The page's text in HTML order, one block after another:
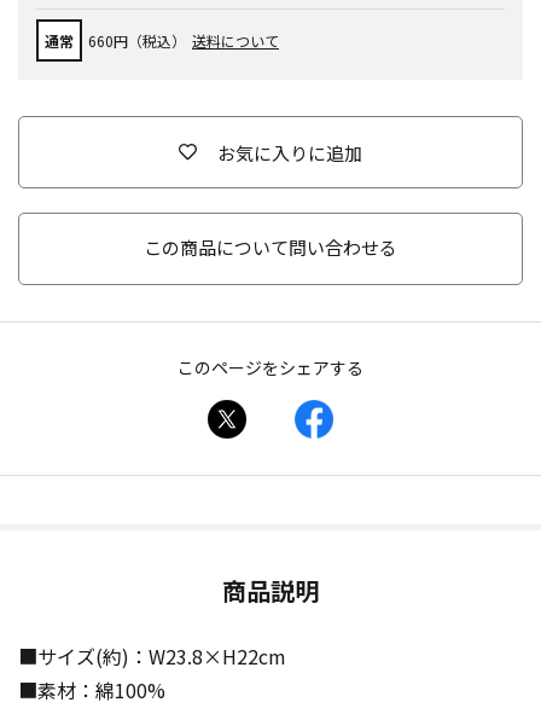
通常 660円（税込） 送料について
お気に入りに追加
この商品について問い合わせる
このページをシェアする
商品説明
■サイズ(約)：W23.8×H22cm
■素材：綿100%